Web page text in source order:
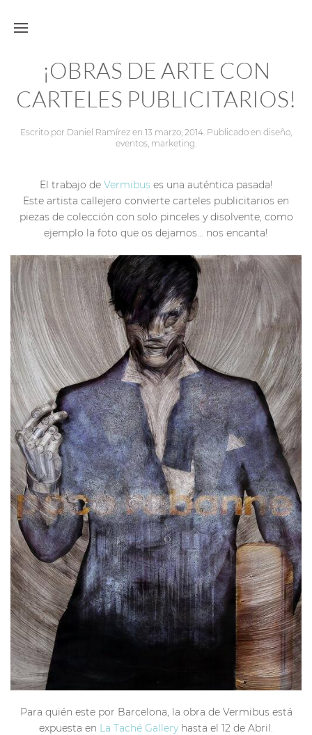
¡OBRAS DE ARTE CON
CARTELES PUBLICITARIOS!
Escrito por Daniel Ramírez en 13 marzo, 2014. Publicado en diseño,
eventos, marketing.
El trabajo de Vermibus es una auténtica pasada!
Este artista callejero convierte carteles publicitarios en
piezas de colección con solo pinceles y disolvente, como
ejemplo la foto que os dejamos… nos encanta!
Para quién este por Barcelona, la obra de Vermibus está
expuesta en La Taché Gallery hasta el 12 de Abril.